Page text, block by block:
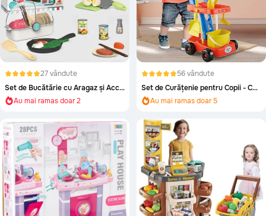
27 vândute
Set de Bucătărie cu Aragaz și Accesorii Realistice
Au mai ramas doar 2
Au mai ramas doar 2
56 vândute
Set de Curățenie pentru Copii - Cu Cărucior, Unelte și Aspirator Simulat
Au mai ramas doar 5
Au mai ramas doar 5